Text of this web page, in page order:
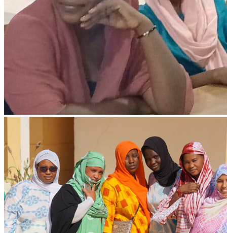
Projet Parcours Citoyen: Rencontrer avec les
élus locaux